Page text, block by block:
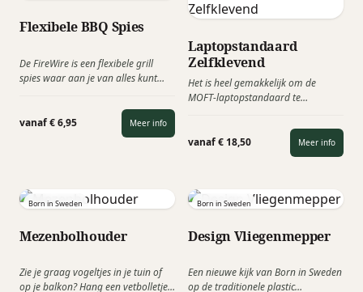
Flexibele BBQ Spies
De FireWire is een flexibele grill
spies waar aan je van alles kunt
eendenborstfilet. Vaak ingezet als
zomer- of brievenbus cadeau.
vanaf € 6,95 Meer info
Laptopstandaard
Zelfklevend
Het is heel gemakkelijk om de
MOFT-laptopstandaard te
seconde voor nodig om deze te
openen en te sluiten. Je zult geen
frustratie hebben als je veel tijd
MOFT altijd bij de laptop, dus je
aan gewend bent.
vanaf € 18,50 Meer info
Born in Sweden
Mezenbolhouder
Zie je graag vogeltjes in je tuin of
op je balkon? Hang een vetbolletje
Born in Sweden
Design Vliegenmepper
Een nieuwe kijk van Born in Sweden
op de traditionele plastic